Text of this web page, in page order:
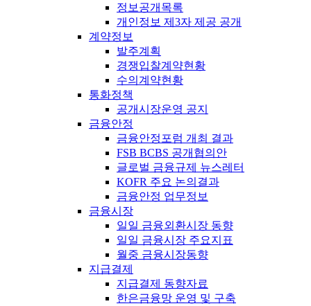
정보공개목록
개인정보 제3자 제공 공개
계약정보
발주계획
경쟁입찰계약현황
수의계약현황
통화정책
공개시장운영 공지
금융안정
금융안정포럼 개최 결과
FSB BCBS 공개협의안
글로벌 금융규제 뉴스레터
KOFR 주요 논의결과
금융안정 업무정보
금융시장
일일 금융외환시장 동향
일일 금융시장 주요지표
월중 금융시장동향
지급결제
지급결제 동향자료
한은금융망 운영 및 구축